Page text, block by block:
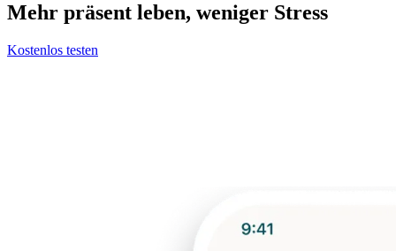
Mehr präsent leben, weniger Stress
Kostenlos testen